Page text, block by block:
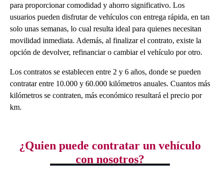
para proporcionar comodidad y ahorro significativo. Los
usuarios pueden disfrutar de vehículos con entrega rápida, en tan
solo unas semanas, lo cual resulta ideal para quienes necesitan
movilidad inmediata. Además, al finalizar el contrato, existe la
opción de devolver, refinanciar o cambiar el vehículo por otro.
Los contratos se establecen entre 2 y 6 años, donde se pueden
contratar entre 10.000 y 60.000 kilómetros anuales. Cuantos más
kilómetros se contraten, más económico resultará el precio por
km.
¿Quien puede contratar un vehículo
con nosotros?